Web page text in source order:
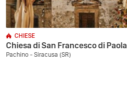
CHIESE
Chiesa di San Francesco di Paola
Pachino - Siracusa (SR)